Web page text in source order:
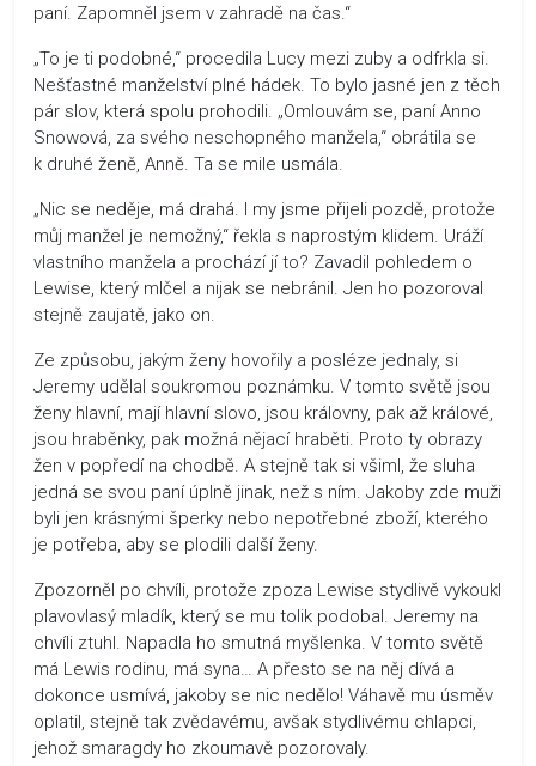
paní. Zapomněl jsem v zahradě na čas.“
„To je ti podobné,“ procedila Lucy mezi zuby a odfrkla si.
Nešťastné manželství plné hádek. To bylo jasné jen z těch
pár slov, která spolu prohodili. „Omlouvám se, paní Anno
Snowová, za svého neschopného manžela,“ obrátila se
k druhé ženě, Anně. Ta se mile usmála.
„Nic se neděje, má drahá. I my jsme přijeli pozdě, protože
můj manžel je nemožný,“ řekla s naprostým klidem. Uráží
vlastního manžela a prochází jí to? Zavadil pohledem o
Lewise, který mlčel a nijak se nebránil. Jen ho pozoroval
stejně zaujatě, jako on.
Ze způsobu, jakým ženy hovořily a posléze jednaly, si
Jeremy udělal soukromou poznámku. V tomto světě jsou
ženy hlavní, mají hlavní slovo, jsou královny, pak až králové,
jsou hraběnky, pak možná nějací hraběti. Proto ty obrazy
žen v popředí na chodbě. A stejně tak si všiml, že sluha
jedná se svou paní úplně jinak, než s ním. Jakoby zde muži
byli jen krásnými šperky nebo nepotřebné zboží, kterého
je potřeba, aby se plodili další ženy.
Zpozorněl po chvíli, protože zpoza Lewise stydlivě vykoukl
plavovlasý mladík, který se mu tolik podobal. Jeremy na
chvíli ztuhl. Napadla ho smutná myšlenka. V tomto světě
má Lewis rodinu, má syna… A přesto se na něj dívá a
dokonce usmívá, jakoby se nic nedělo! Váhavě mu úsměv
oplatil, stejně tak zvědavému, avšak stydlivému chlapci,
jehož smaragdy ho zkoumavě pozorovaly.